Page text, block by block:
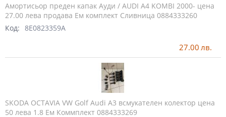
Амортисьор преден капак Ауди / AUDI A4 KOMBI 2000- цена
27.00 лева продава Ем комплект Сливница 0884333260
Код: 8E0823359A
27.00 лв.
SKODA OCTAVIA VW Golf Audi A3 всмукателен колектор цена
50 лева 1.8 Ем Коммплект 0884333269